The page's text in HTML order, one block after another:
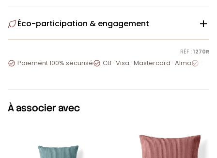
Éco-participation & engagement 
RÉF :1270R
 Paiement 100% sécurisé CB · Visa · Mastercard · Alma
À associer avec